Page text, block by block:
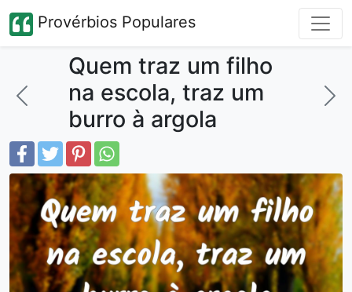
Provérbios Populares
Quem traz um filho
na escola, traz um
burro à argola